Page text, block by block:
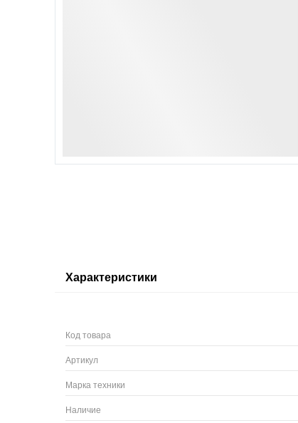
Характеристики
Код товара
Артикул
Марка техники
Наличие